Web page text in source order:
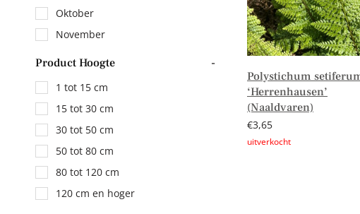
Oktober
November
Product Hoogte -
1 tot 15 cm
15 tot 30 cm
30 tot 50 cm
50 tot 80 cm
80 tot 120 cm
120 cm en hoger
Polystichum
‘Herrenhausen’
(Naaldvaren)
€3,65